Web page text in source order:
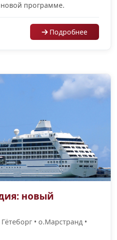
программе.
Подробнее
новый
• о.Марстранд •